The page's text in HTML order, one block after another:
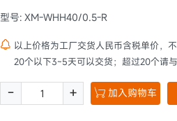
型号: XM-WHH40/0.5-R
 以上价格为工厂交货人民币含税单价，
20个以下3~5天可以交货；超过20个请
- +  加入购物车